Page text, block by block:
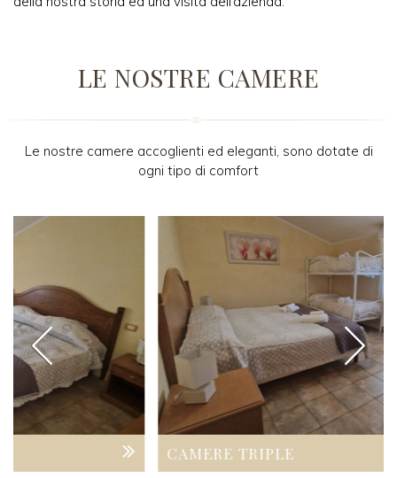
LE NOSTRE CAMERE
Le nostre camere accoglienti ed eleganti, sono dotate di
ogni tipo di comfort
CAMERE TRIPLE